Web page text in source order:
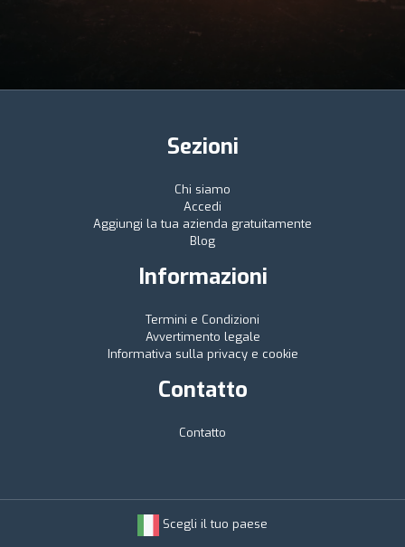
Sezioni
Chi siamo
Accedi
Aggiungi la tua azienda gratuitamente
Blog
Informazioni
Termini e Condizioni
Avvertimento legale
Informativa sulla privacy e cookie
Contatto
Contatto
Scegli il tuo paese